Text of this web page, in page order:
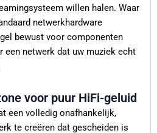
willen halen. Waar
netwerkhardware
bewust voor componenten
netwerk dat uw muziek echt
voor puur HiFi-geluid
een volledig onafhankelijk,
te creëren dat gescheiden is